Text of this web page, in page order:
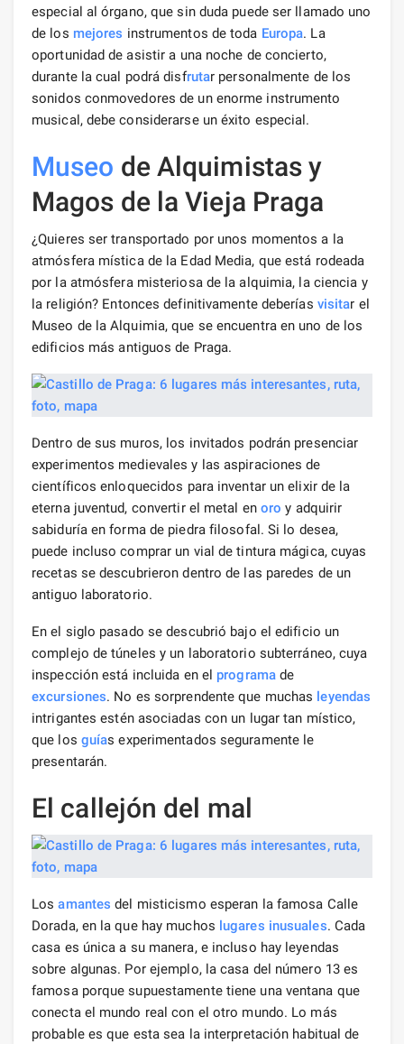
especial al órgano, que sin duda puede ser llamado uno
de los mejores instrumentos de toda Europa. La
oportunidad de asistir a una noche de concierto,
durante la cual podrá disfrutar personalmente de los
sonidos conmovedores de un enorme instrumento
musical, debe considerarse un éxito especial.
Museo de Alquimistas y
Magos de la Vieja Praga
¿Quieres ser transportado por unos momentos a la
atmósfera mística de la Edad Media, que está rodeada
por la atmósfera misteriosa de la alquimia, la ciencia y
la religión? Entonces definitivamente deberías visitar el
Museo de la Alquimia, que se encuentra en uno de los
edificios más antiguos de Praga.
Dentro de sus muros, los invitados podrán presenciar
experimentos medievales y las aspiraciones de
científicos enloquecidos para inventar un elixir de la
eterna juventud, convertir el metal en oro y adquirir
sabiduría en forma de piedra filosofal. Si lo desea,
puede incluso comprar un vial de tintura mágica, cuyas
recetas se descubrieron dentro de las paredes de un
antiguo laboratorio.
En el siglo pasado se descubrió bajo el edificio un
complejo de túneles y un laboratorio subterráneo, cuya
inspección está incluida en el programade
excursiones. No es sorprendente que muchas leyendas
intrigantes estén asociadas con un lugar tan místico,
que los guías experimentados seguramente le
presentarán.
El callejón del mal
Losamantes del misticismo esperan la famosa Calle
Dorada, en la que hay muchos lugares inusuales. Cada
casa es única a su manera, e incluso hay leyendas
sobre algunas. Por ejemplo, la casa del número 13 es
famosa porque supuestamente tiene una ventana que
conecta el mundo real con el otro mundo. Lo más
probable es que esta sea la interpretación habitual de